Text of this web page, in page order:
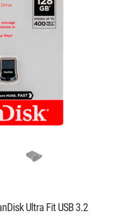
Ultra Fit USB 3.2